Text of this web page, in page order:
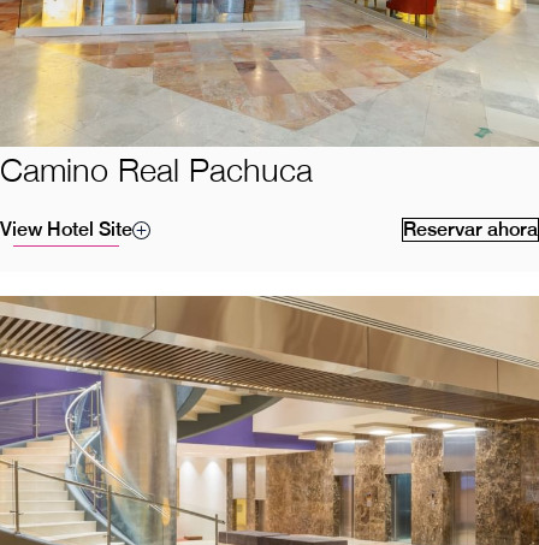
Camino Real Pachuca
Reservar ahora
View Hotel Site